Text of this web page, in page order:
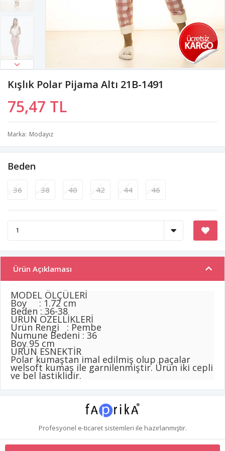
Kışlık Polar Pijama Altı 21B-1491
75,47 TL
Marka Modayız
Beden
36 38 40 42 44 46
Ürün Açıklaması
MODEL ÖLÇÜLERİ
Boy : 1.72 cm
Beden : 36-38
ÜRÜN ÖZELLİKLERİ
Ürün Rengi : Pembe
Numune Bedeni : 36
Boy 95 cm
ÜRÜN ESNEKTİR
Polar kumaştan imal edilmiş olup paçalar
welsoft kumaş ile garnilenmiştir. Ürün iki cepli
ve bel lastiklidir.
Profesyonel e-ticaretsistemleri ile hazırlanmıştır.